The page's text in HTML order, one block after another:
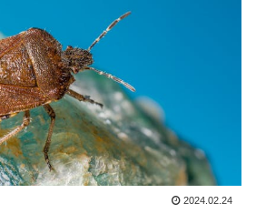
2024.02.24